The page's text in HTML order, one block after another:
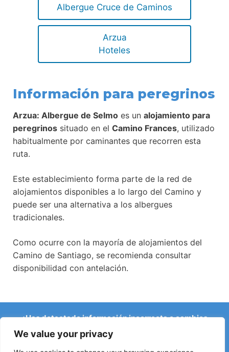
We value your privacy
Albergue Cruce de Caminos
Arzua
Hoteles
Información para peregrinos
Arzua: Albergue de Selmo es un alojamiento para
peregrinos situado en el Camino Frances, utilizado
habitualmente por caminantes que recorren esta
ruta.
Este establecimiento forma parte de la red de
alojamientos disponibles a lo largo del Camino y
puede ser una alternativa a los albergues
tradicionales.
Como ocurre con la mayoría de alojamientos del
Camino de Santiago, se recomienda consultar
disponibilidad con antelación.
¿Has detectado información incorrecta o cambios
recientes en el Camino?
Avisos sobre albergues cerrados, inundaciones, desvíos,